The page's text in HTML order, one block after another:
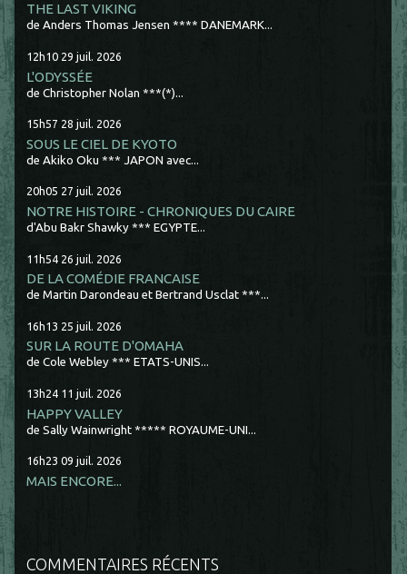
THE LAST VIKING
de Anders Thomas Jensen **** DANEMARK...
12h10 29 juil. 2026
L'ODYSSÉE
de Christopher Nolan ***(*)...
15h57 28 juil. 2026
SOUS LE CIEL DE KYOTO
de Akiko Oku *** JAPON avec...
20h05 27 juil. 2026
NOTRE HISTOIRE - CHRONIQUES DU CAIRE
d'Abu Bakr Shawky *** EGYPTE...
11h54 26 juil. 2026
DE LA COMÉDIE FRANCAISE
de Martin Darondeau et Bertrand Usclat ***...
16h13 25 juil. 2026
SUR LA ROUTE D'OMAHA
de Cole Webley *** ETATS-UNIS...
13h24 11 juil. 2026
HAPPY VALLEY
de Sally Wainwright ***** ROYAUME-UNI...
16h23 09 juil. 2026
MAIS ENCORE...
COMMENTAIRES RÉCENTS